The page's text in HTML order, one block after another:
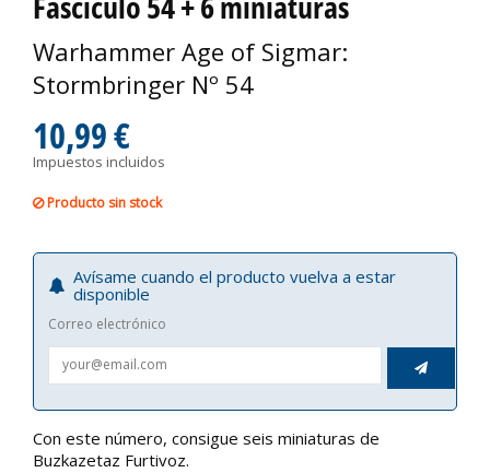
Warhammer Age of Sigmar:
Stormbringer Nº 54
10,99 €
Impuestos incluidos
Producto sin stock
Avísame cuando el producto vuelva a estar
disponible
Correo electrónico

Con este número, consigue seis miniaturas de
Buzkazetaz Furtivoz.